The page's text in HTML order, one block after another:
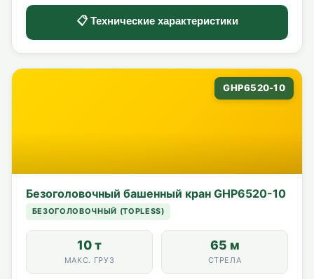
📋 Технические характеристики
GHP6520-10
Безоголовочный башенный кран GHP6520-10
БЕЗОГОЛОВОЧНЫЙ (TOPLESS)
10 т
МАКС. ГРУЗ
65 м
СТРЕЛА